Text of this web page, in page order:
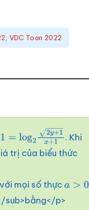
, VDC Toan 2022
22y+1x+1
. Khi
trị của biểu thức
với mọi số thựca >0
sub>bằng</p>